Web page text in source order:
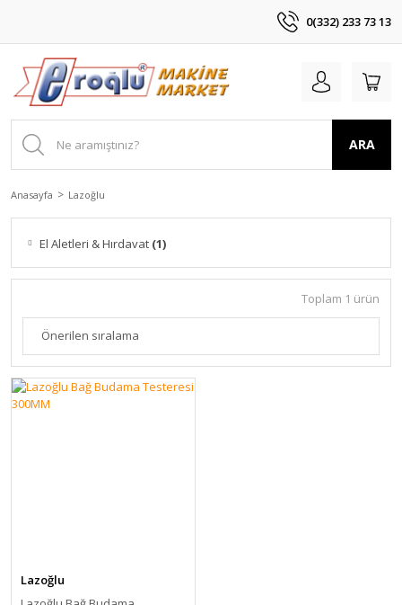
0(332) 233 73 13
ARA
Anasayfa Lazoğlu
El Aletleri & Hırdavat (1)
Toplam 1 ürün
Lazoğlu